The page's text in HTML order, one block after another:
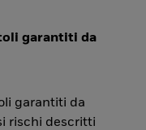
garantiti da
garantiti da
rischi descritti